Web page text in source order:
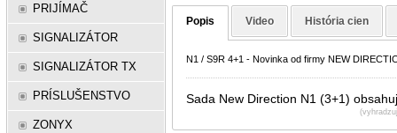
PRIJÍMAČ
SIGNALIZÁTOR
SIGNALIZÁTOR TX
PRÍSLUŠENSTVO
ZONYX
Popis Video História cien
N1 / S9R 4+1 - Novinka od firmy NEW
Sada New Direction N1 (3+1)